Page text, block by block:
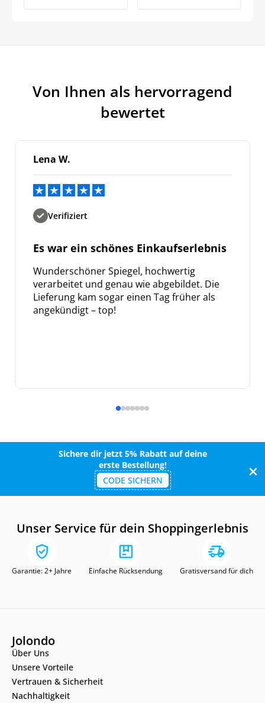
Von Ihnen als hervorragend
bewertet
Lena W.
Verifiziert
Es war ein schönes Einkaufserlebnis
Wunderschöner Spiegel, hochwertig
verarbeitet und genau wie abgebildet. Die
Lieferung kam sogar einen Tag früher als
angekündigt – top!
Sichere dir jetzt 5% Rabatt auf deine
erste Bestellung!
CODE SICHERN
Unser Service für dein Shoppingerlebnis
Garantie: 2+ Jahre Einfache Rücksendung Gratisversand für dich
Jolondo
Über Uns
Unsere Vorteile
Vertrauen & Sicherheit
Nachhaltigkeit